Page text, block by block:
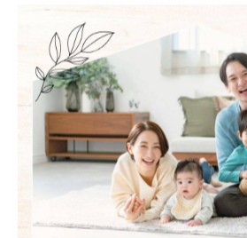
宝塚市で自然素材を用いた施工
自然素材
< 前のページ 一覧に戻る
関連タグ